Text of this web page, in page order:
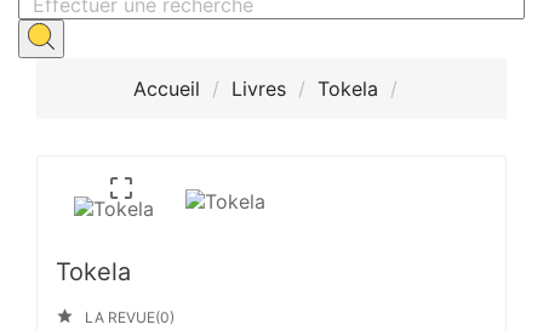
Accueil Livres Tokela

Tokela

LA REVUE(0)